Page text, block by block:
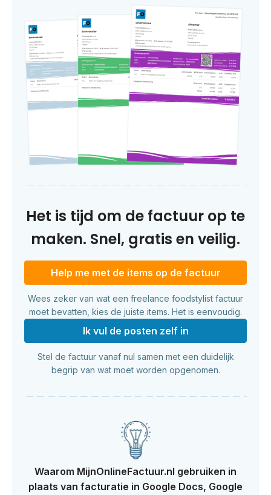
Het is tijd om de factuur op te
maken. Snel, gratis en veilig.
Help me met de items op de factuur
Wees zeker van wat een freelance foodstylist factuur
moet bevatten, kies de juiste items. Het is eenvoudig.
Ik vul de posten zelf in
Stel de factuur vanaf nul samen met een duidelijk
begrip van wat moet worden opgenomen.
Waarom MijnOnlineFactuur.nl gebruiken in
plaats van facturatie in Google Docs, Google